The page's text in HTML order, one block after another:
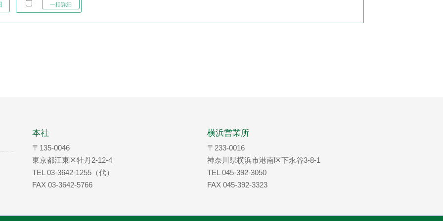
一括詳細
本社
〒135-0046
東京都江東区牡丹2-12-4
TEL 03-3642-1255（代）
FAX 03-3642-5766
横浜営業所
〒233-0016
神奈川県横浜市港南区下永谷3-8-1
TEL 045-392-3050
FAX 045-392-3323